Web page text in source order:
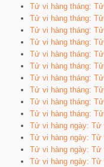
Tử vi hàng tháng:
Tử vi hàng tháng:
Tử vi hàng tháng:
Tử vi hàng tháng:
Tử vi hàng tháng:
Tử vi hàng tháng:
Tử vi hàng tháng:
Tử vi hàng tháng:
Tử vi hàng tháng:
Tử vi hàng tháng:
Tử vi hàng ngày: Tử
Tử vi hàng ngày: Tử
Tử vi hàng ngày: Tử
Tử vi hàng ngày: